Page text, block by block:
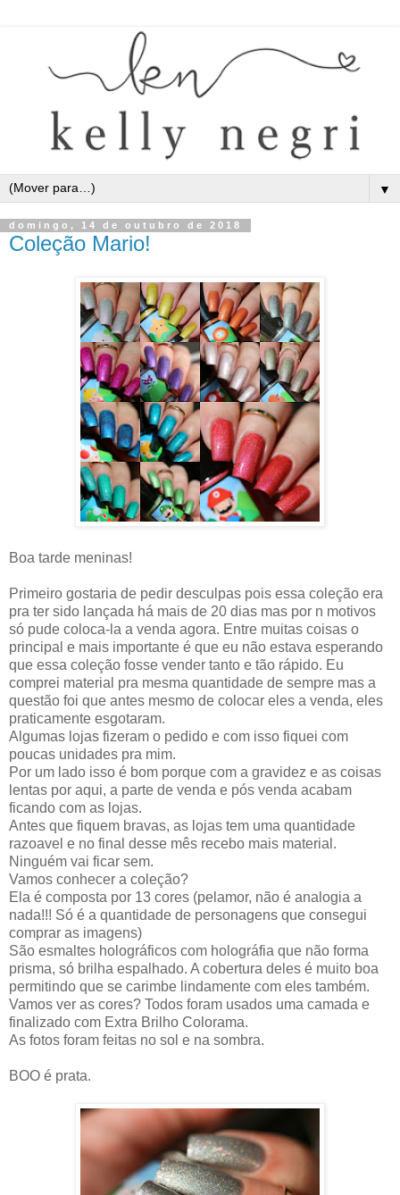
▼
domingo, 14 de outubro de 2018
Coleção Mario!
Boa tarde meninas!
Primeiro gostaria de pedir desculpas pois essa coleção era
pra ter sido lançada há mais de 20 dias mas por n motivos
só pude coloca-la a venda agora. Entre muitas coisas o
principal e mais importante é que eu não estava esperando
que essa coleção fosse vender tanto e tão rápido. Eu
comprei material pra mesma quantidade de sempre mas a
questão foi que antes mesmo de colocar eles a venda, eles
praticamente esgotaram.
Algumas lojas fizeram o pedido e com isso fiquei com
poucas unidades pra mim.
Por um lado isso é bom porque com a gravidez e as coisas
lentas por aqui, a parte de venda e pós venda acabam
ficando com as lojas.
Antes que fiquem bravas, as lojas tem uma quantidade
razoavel e no final desse mês recebo mais material.
Ninguém vai ficar sem.
Vamos conhecer a coleção?
Ela é composta por 13 cores (pelamor, não é analogia a
nada!!! Só é a quantidade de personagens que consegui
comprar as imagens)
São esmaltes holográficos com holográfia que não forma
prisma, só brilha espalhado. A cobertura deles é muito boa
permitindo que se carimbe lindamente com eles também.
Vamos ver as cores? Todos foram usados uma camada e
finalizado com Extra Brilho Colorama.
As fotos foram feitas no sol e na sombra.
BOO é prata.